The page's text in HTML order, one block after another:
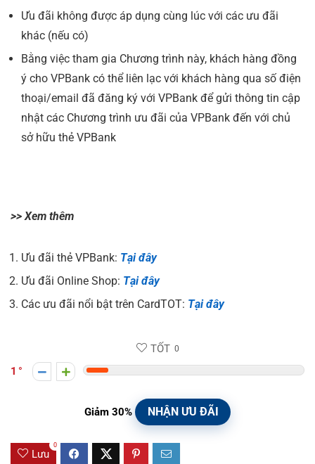
Ưu đãi không được áp dụng cùng lúc với các ưu đãi
khác (nếu có)
Bằng việc tham gia Chương trình này, khách hàng đồng
ý cho VPBank có thể liên lạc với khách hàng qua số điện
thoại/email đã đăng ký với VPBank để gửi thông tin cập
nhật các Chương trình ưu đãi của VPBank đến với chủ
sở hữu thẻ VPBank
>> Xem thêm
Ưu đãi thẻ VPBank: Tại đây
Ưu đãi Online Shop: Tại đây
Các ưu đãi nổi bật trên CardTOT: Tại đây
TỐT 0
1
Giảm 30% NHẬN ƯU ĐÃI
Lưu
0